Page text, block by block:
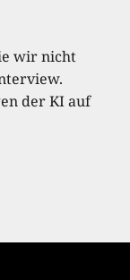
wir nicht
der KI auf